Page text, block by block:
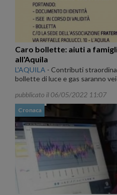
Caro bollette: aiuti a
all'Aquila
L'AQUILA - Contributi
bollette di luce e gas saranno
pubblicato il 06/05/2022 11:07
Cronaca